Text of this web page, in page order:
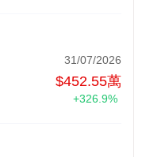
31/07/2026
$452.55萬
+326.9%